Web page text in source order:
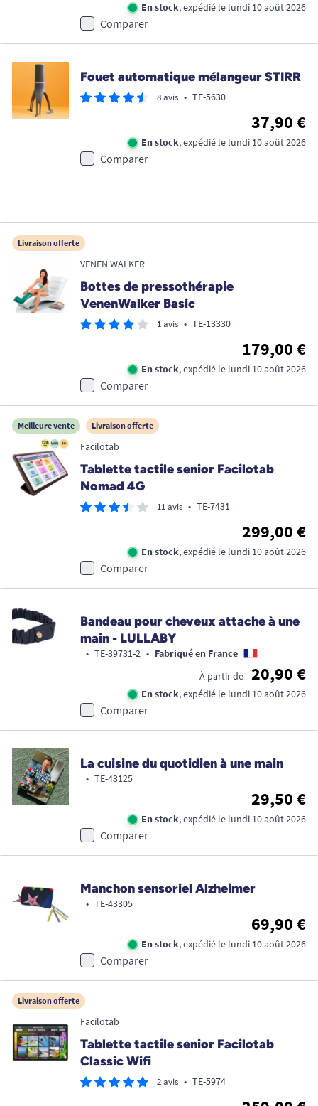
En stock, expédié le lundi 10 août 2026
Comparer
Fouet automatique mélangeur STIRR
8 avis • TE-5630
37,90 €
En stock, expédié le lundi 10 août 2026
Comparer
Livraison offerte
VENEN WALKER
Bottes de pressothérapie
VenenWalker Basic
1 avis • TE-13330
179,00 €
En stock, expédié le lundi 10 août 2026
Comparer
Meilleure vente Livraison offerte
Facilotab
Tablette tactile senior Facilotab
Nomad 4G
11 avis • TE-7431
299,00 €
En stock, expédié le lundi 10 août 2026
Comparer
Bandeau pour cheveux attache à une
main - LULLABY
• TE-39731-2 • Fabriqué en France
À partir de
20,90 €
En stock, expédié le lundi 10 août 2026
Comparer
La cuisine du quotidien à une main
• TE-43125
29,50 €
En stock, expédié le lundi 10 août 2026
Comparer
Manchon sensoriel Alzheimer
• TE-43305
69,90 €
En stock, expédié le lundi 10 août 2026
Comparer
Livraison offerte
Facilotab
Tablette tactile senior Facilotab
Classic Wifi
2 avis • TE-5974